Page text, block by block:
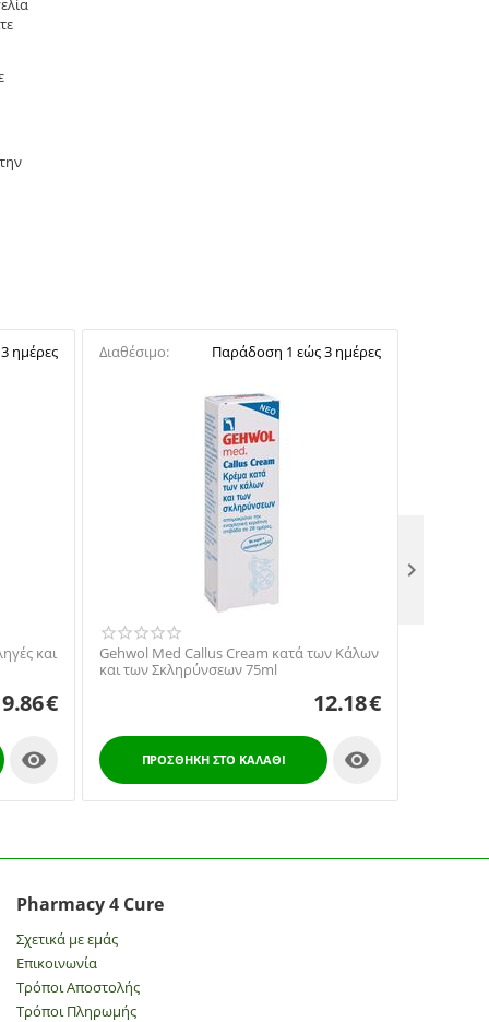
ημέρες
και
9.86€

Διαθέσιμο: Παράδοση 1 εώς 3 ημέρες
Gehwol Med Callus Cream κατά των Κάλων
και των Σκληρύνσεων 75ml
12.18€
ΠΡΟΣΘΉΚΗ ΣΤΟ ΚΑΛΆΘΙ 

Pharmacy 4 Cure
Σχετικά με εμάς
Επικοινωνία
Τρόποι Αποστολής
Τρόποι Πληρωμής